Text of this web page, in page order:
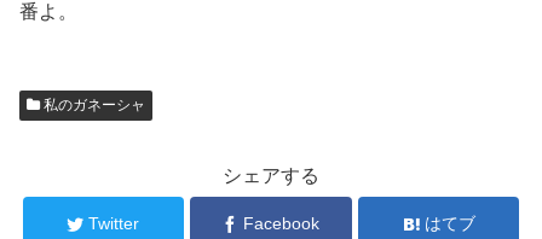
番よ。
私のガネーシャ
シェアする
Twitter Facebook はてブ